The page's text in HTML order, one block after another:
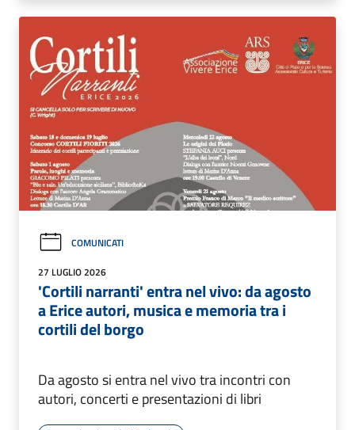
COMUNICATI
27 LUGLIO 2026
'Cortili narranti' entra nel vivo: da agosto
a Erice autori, musica e memoria tra i
cortili del borgo
Da agosto si entra nel vivo tra incontri con
autori, concerti e presentazioni di libri